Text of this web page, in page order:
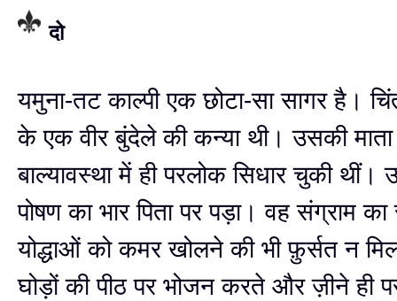
दो
यमुना-तट काल्पी एक छोटा-सा सागर है।
के एक वीर बुंदेले की कन्या थी। उसकी
बाल्यावस्था में ही परलोक सिधार चुकी
पोषण का भार पिता पर पड़ा। वह संग्राम
योद्धाओं को कमर खोलने की भी फ़ुर्सत न
घोड़ों की पीठ पर भोजन करते और ज़ीने ही